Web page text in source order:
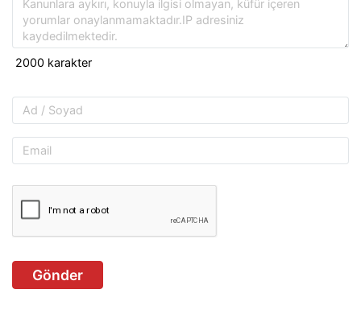
Gönder